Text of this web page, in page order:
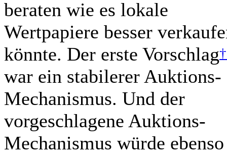
beraten wie es lokale
Wertpapiere besser
könnte. Der erste Vorschlag
war ein stabilerer Auktions-
Mechanismus. Und der
vorgeschlagene Auktions-
Mechanismus würde ebenso